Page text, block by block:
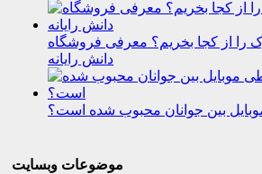
را از کجا بخریم؟ معرفی فروشگاه
دانش رایانه
بین جوانان محبوب شده است؟
موضوعات وبسایت